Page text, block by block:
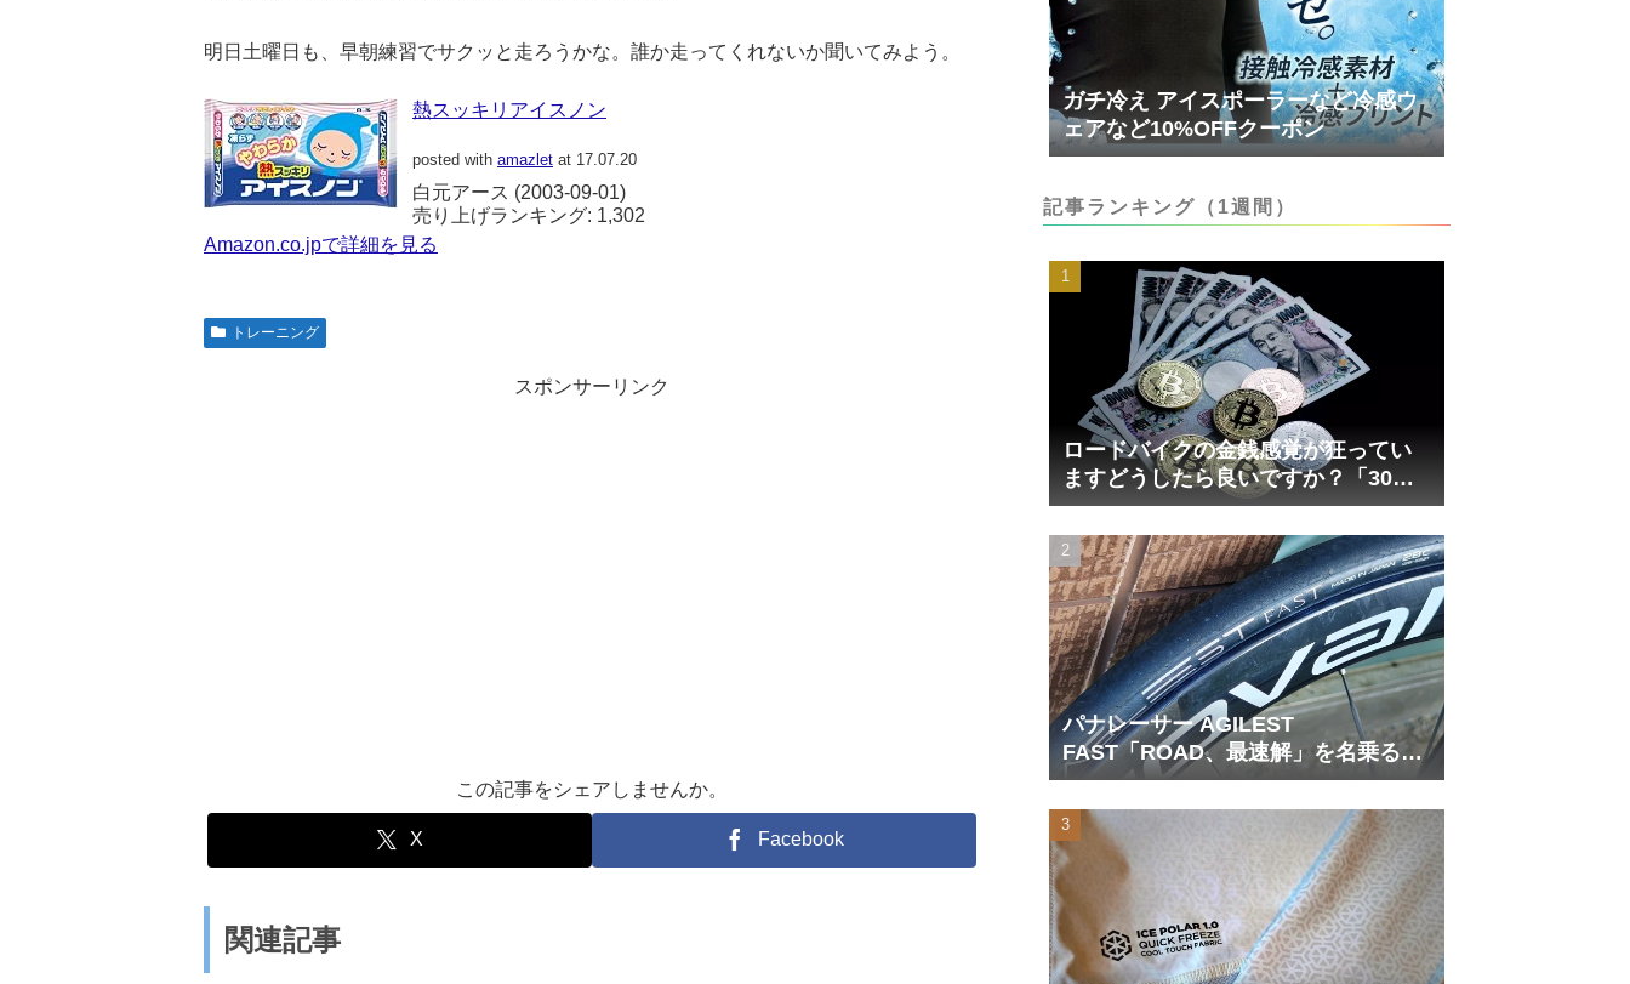
明日土曜日も、早朝練習でサクッと走ろうかな。誰か走ってくれないか聞いてみよう。
熱スッキリアイスノン
posted with amazlet at 17.07.20
白元アース (2003-09-01)
売り上げランキング: 1,302
Amazon.co.jpで詳細を見る
トレーニング
スポンサーリンク
この記事をシェアしませんか。
X Facebook
関連記事
ガチ冷え アイスポーラーなど冷感ウ
ェアなど10%OFFクーポン
記事ランキング（1週間）
ロードバイクの金銭感覚が狂ってい
ますどうしたら良いですか？「30万
円は安い」の正体
パナレーサー AGILEST
FAST「ROAD、最速解」を名乗る国
産フラッグシップ